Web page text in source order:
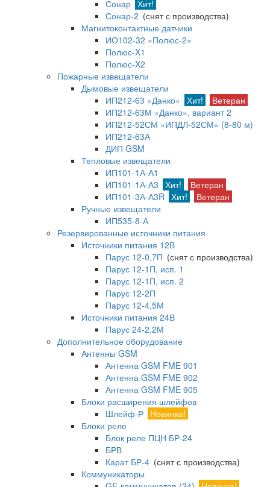
Сонар Хит!
Сонар-2 (снят с производства)
Магнитоконтактные датчики
ИО102-32 «Полюс-2»
Полюс-X1
Полюс-X2
Пожарные извещатели
Дымовые извещатели
ИП212-63 «Данко» Хит!
Ветеран
ИП212-63М «Данко», вариант 2
ИП212-52СМ «ИПДЛ-52СМ» (8-80 м)
ИП212-63А
ДИП GSM
Тепловые извещатели
ИП101-1А-А1
ИП101-1А-А3 Хит!
Ветеран
ИП101-3А-А3R Хит!
Ветеран
Ручные извещатели
ИП535-8-А
Резервированные источники питания
Источники питания 12В
Парус 12-0,7П (снят с производства)
Парус 12-1П, исп. 1
Парус 12-1П, исп. 2
Парус 12-2П
Парус 12-4,5М
Источники питания 24В
Парус 24-2,2М
Дополнительное оборудование
Антенны GSM
Антенна GSM FME 901
Антенна GSM FME 902
Антенна GSM FME 905
Блоки расширения шлейфов
Шлейф-Р Новинка!
Блоки реле
Блок реле ПЦН БР-24
БРВ
Карат БР-4 (снят с производства)
Коммуникаторы